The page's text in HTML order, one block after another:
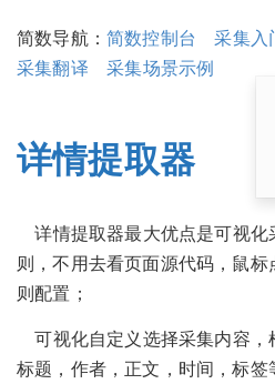
简数导航： 简数控制台 采集入
采集翻译
采集场景示例
详情提取器
详情提取器最大优点是可视化
则，不用去看页面源代码，鼠
则配置；
可视化自定义选择采集内容，
标题，作者，正文，时间，标签